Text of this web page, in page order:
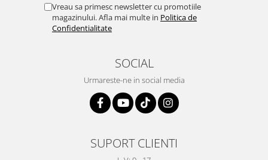
Vreau sa primesc newsletter cu promotiile
magazinului. Afla mai multe in Politica de
Confidentialitate
SOCIAL
Urmareste-ne in social media
SUPORT CLIENTI